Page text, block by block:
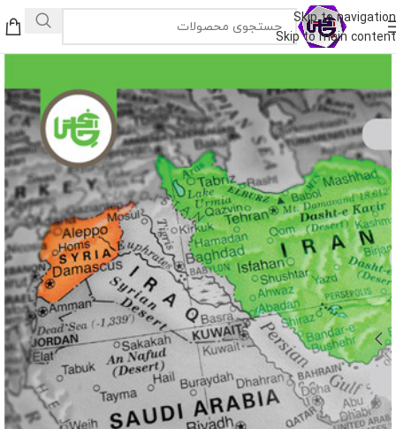
Skip to navigation
Skip to main content